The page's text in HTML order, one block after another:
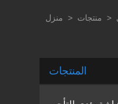
منزل > منتجات >
المنتجات